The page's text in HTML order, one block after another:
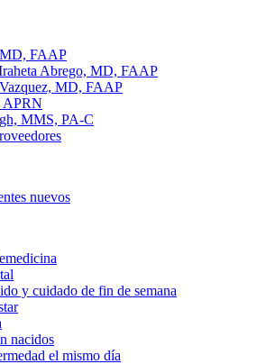
FAAP
Abrego, MD, FAAP
MD, FAAP
APRN
MMS, PA-C
nuevos
y cuidado de fin de semana
nacidos
el mismo día